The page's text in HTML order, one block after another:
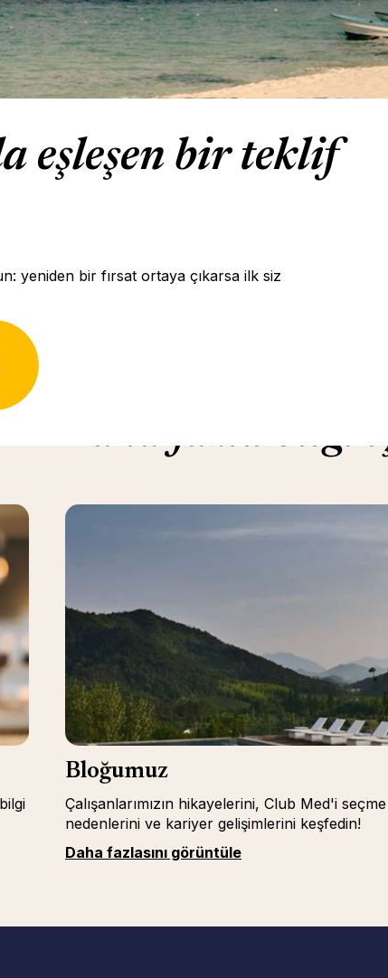
eşleşen bir teklif
yeniden bir fırsat ortaya çıkarsa ilk siz
Daha fazla bilgi
Bloğumuz
Çalışanlarımızın hikayelerini, Club Med'i seçme
nedenlerini ve kariyer gelişimlerini keşfedin!
Daha fazlasını görüntüle